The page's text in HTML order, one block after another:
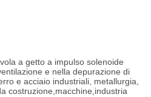
a getto a impulso solenoide
e nella depurazione di
e acciaio industriali, metallurgia,
costruzione,macchine,industria